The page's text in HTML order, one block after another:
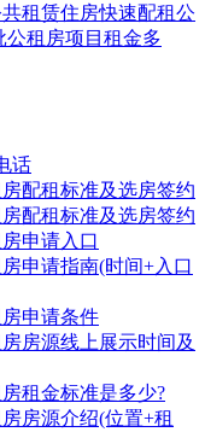
租赁住房快速配租公
公租房项目租金多
话
配租标准及选房签约
配租标准及选房签约
申请入口
申请指南(时间+入口
申请条件
房源线上展示时间及
租金标准是多少?
房源介绍(位置+租